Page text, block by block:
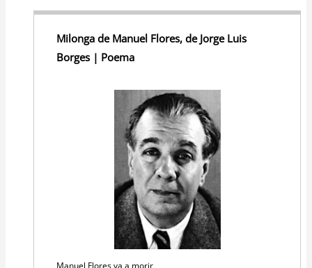
Milonga de Manuel Flores, de Jorge Luis
Borges | Poema
Manuel Flores va a morir,